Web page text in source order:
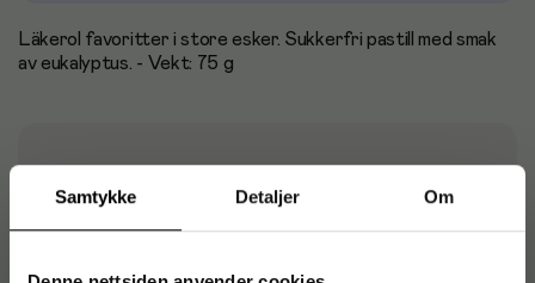
Samtykke Detaljer Om
Läkerol favoritter i store esker. Sukkerfri pastill med smak
av eukalyptus. - Vekt: 75 g